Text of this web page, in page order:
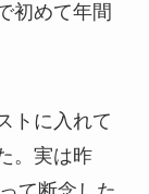
初めて年間
トに入れて
。実は昨